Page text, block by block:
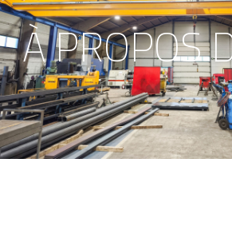
À PROPOS